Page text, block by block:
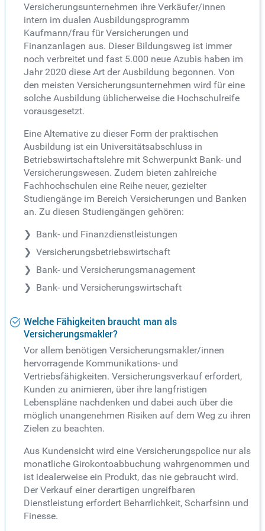
Versicherungsunternehmen ihre Verkäufer/innen
intern im dualen Ausbildungsprogramm
Kaufmann/frau für Versicherungen und
Finanzanlagen aus. Dieser Bildungsweg ist immer
noch verbreitet und fast 5.000 neue Azubis haben im
Jahr 2020 diese Art der Ausbildung begonnen. Von
den meisten Versicherungsunternehmen wird für eine
solche Ausbildung üblicherweise die Hochschulreife
vorausgesetzt.
Eine Alternative zu dieser Form der praktischen
Ausbildung ist ein Universitätsabschluss in
Betriebswirtschaftslehre mit Schwerpunkt Bank- und
Versicherungswesen. Zudem bieten zahlreiche
Fachhochschulen eine Reihe neuer, gezielter
Studiengänge im Bereich Versicherungen und Banken
an. Zu diesen Studiengängen gehören:
Bank- und Finanzdienstleistungen
Versicherungsbetriebswirtschaft
Bank- und Versicherungsmanagement
Bank- und Versicherungswirtschaft
Welche Fähigkeiten braucht man als
Versicherungsmakler?
Vor allem benötigen Versicherungsmakler/innen
hervorragende Kommunikations- und
Vertriebsfähigkeiten. Versicherungsverkauf erfordert,
Kunden zu animieren, über ihre langfristigen
Lebenspläne nachdenken und dabei auch über die
möglich unangenehmen Risiken auf dem Weg zu ihren
Zielen zu beachten.
Aus Kundensicht wird eine Versicherungspolice nur als
monatliche Girokontoabbuchung wahrgenommen und
ist idealerweise ein Produkt, das nie gebraucht wird.
Der Verkauf einer derartigen ungreifbaren
Dienstleistung erfordert Beharrlichkeit, Scharfsinn und
Finesse.